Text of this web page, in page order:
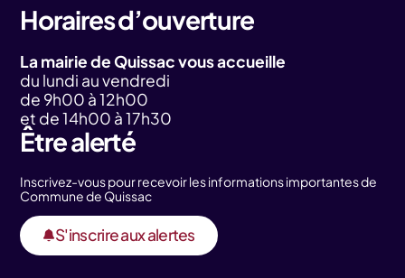
Horaires d’ouverture
La mairie de Quissac vous accueille
du lundi au vendredi
de 9h00 à 12h00
et de 14h00 à 17h30
Être alerté
Inscrivez-vous pour recevoir les informations importantes de
Commune de Quissac
S'inscrire aux alertes